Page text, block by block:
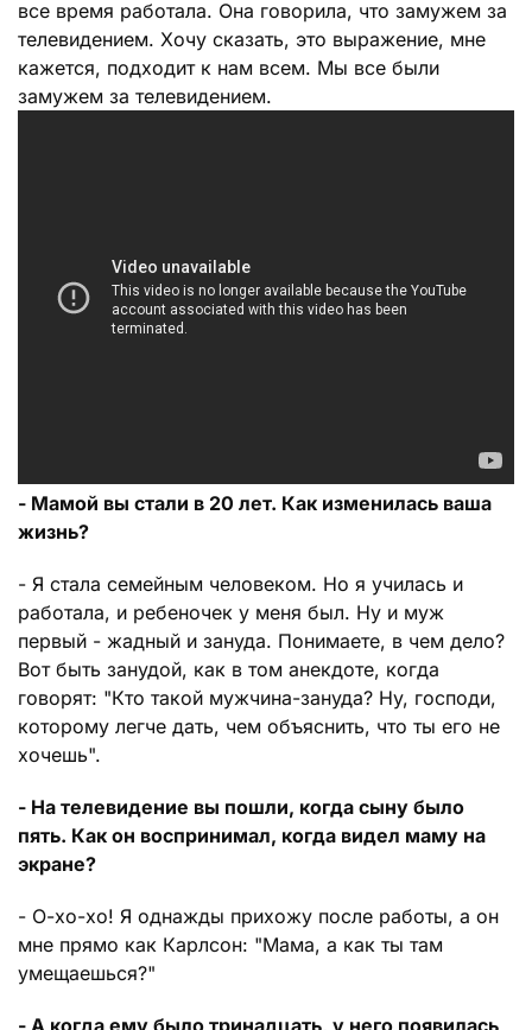
все время работала. Она говорила, что замужем за
телевидением. Хочу сказать, это выражение, мне
кажется, подходит к нам всем. Мы все были
замужем за телевидением.
- Мамой вы стали в 20 лет. Как изменилась ваша
жизнь?
- Я стала семейным человеком. Но я училась и
работала, и ребеночек у меня был. Ну и муж
первый - жадный и зануда. Понимаете, в чем дело?
Вот быть занудой, как в том анекдоте, когда
говорят: "Кто такой мужчина-зануда? Ну, господи,
которому легче дать, чем объяснить, что ты его не
хочешь".
- На телевидение вы пошли, когда сыну было
пять. Как он воспринимал, когда видел маму на
экране?
- О-хо-хо! Я однажды прихожу после работы, а он
мне прямо как Карлсон: "Мама, а как ты там
умещаешься?"
- А когда ему было тринадцать, у него появилась